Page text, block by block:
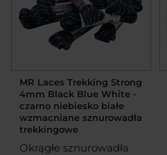
MR Laces Trekking Strong
4mm Black Blue White -
czarno niebiesko białe
wzmacniane sznurowadła
trekkingowe
Okrągłe sznurowadła